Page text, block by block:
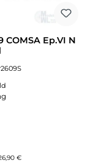
COMSA Ep.VI N
€